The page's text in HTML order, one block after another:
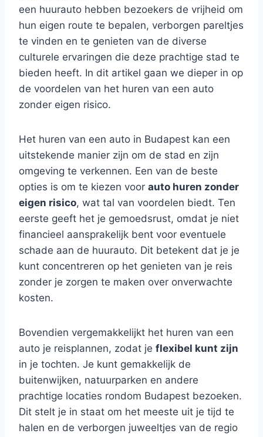
een huurauto hebben bezoekers de vrijheid om
hun eigen route te bepalen, verborgen pareltjes
te vinden en te genieten van de diverse
culturele ervaringen die deze prachtige stad te
bieden heeft. In dit artikel gaan we dieper in op
de voordelen van het huren van een auto
zonder eigen risico.
Het huren van een auto in Budapest kan een
uitstekende manier zijn om de stad en zijn
omgeving te verkennen. Een van de beste
opties is om te kiezen voor auto huren zonder
eigen risico, wat tal van voordelen biedt. Ten
eerste geeft het je gemoedsrust, omdat je niet
financieel aansprakelijk bent voor eventuele
schade aan de huurauto. Dit betekent dat je je
kunt concentreren op het genieten van je reis
zonder je zorgen te maken over onverwachte
kosten.
Bovendien vergemakkelijkt het huren van een
auto je reisplannen, zodat je flexibel kunt zijn
in je tochten. Je kunt gemakkelijk de
buitenwijken, natuurparken en andere
prachtige locaties rondom Budapest bezoeken.
Dit stelt je in staat om het meeste uit je tijd te
halen en de verborgen juweeltjes van de regio